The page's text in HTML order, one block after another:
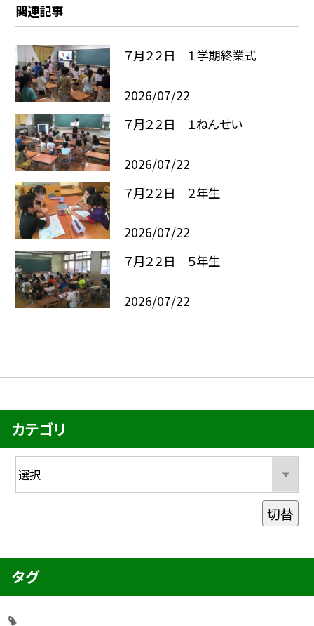
関連記事
７月２２日 １学期終業式
2026/07/22
７月２２日 １ねんせい
2026/07/22
７月２２日 ２年生
2026/07/22
７月２２日 ５年生
2026/07/22
カテゴリ
切替
タグ